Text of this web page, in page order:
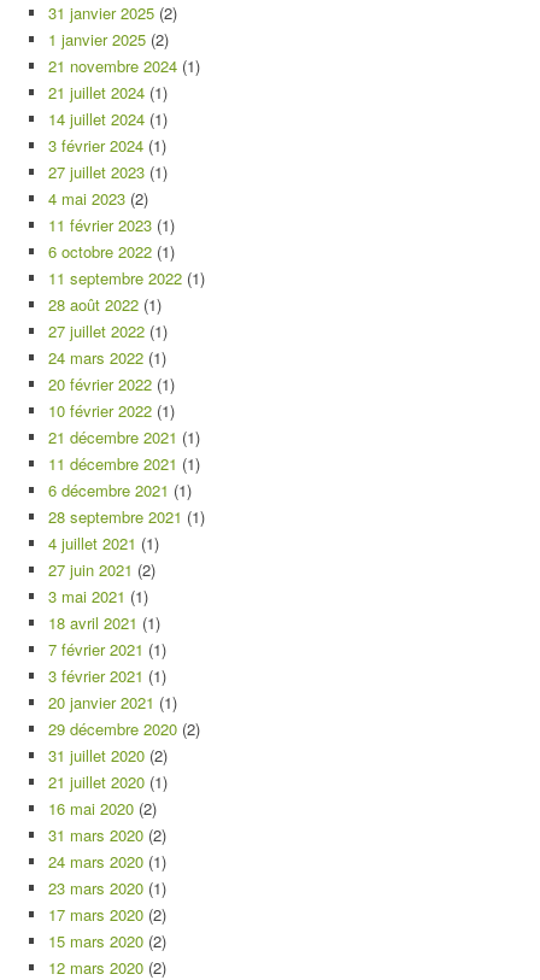
31 janvier 2025 (2)
1 janvier 2025 (2)
21 novembre 2024 (1)
21 juillet 2024 (1)
14 juillet 2024 (1)
3 février 2024 (1)
27 juillet 2023 (1)
4 mai 2023 (2)
11 février 2023 (1)
6 octobre 2022 (1)
11 septembre 2022 (1)
28 août 2022 (1)
27 juillet 2022 (1)
24 mars 2022 (1)
20 février 2022 (1)
10 février 2022 (1)
21 décembre 2021 (1)
11 décembre 2021 (1)
6 décembre 2021 (1)
28 septembre 2021 (1)
4 juillet 2021 (1)
27 juin 2021 (2)
3 mai 2021 (1)
18 avril 2021 (1)
7 février 2021 (1)
3 février 2021 (1)
20 janvier 2021 (1)
29 décembre 2020 (2)
31 juillet 2020 (2)
21 juillet 2020 (1)
16 mai 2020 (2)
31 mars 2020 (2)
24 mars 2020 (1)
23 mars 2020 (1)
17 mars 2020 (2)
15 mars 2020 (2)
12 mars 2020 (2)